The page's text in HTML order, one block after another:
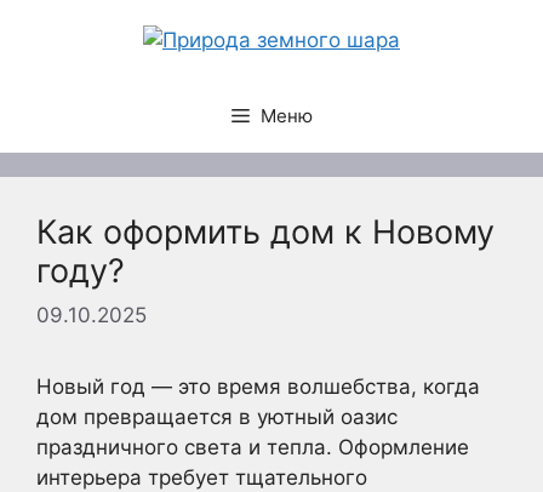
Меню
Как оформить дом к Новому
году?
09.10.2025
Новый год — это время волшебства, когда
дом превращается в уютный оазис
праздничного света и тепла. Оформление
интерьера требует тщательного